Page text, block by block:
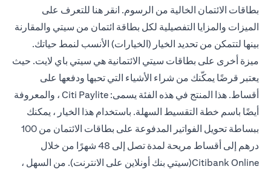
بطاقات الائتمان الخالية من الرسوم. انقر هنا للتعرف على
الميزات والمزايا التفصيلية لكل بطاقة ائتمان من سيتي والمقارنة
بينها لتتمكن من تحديد الخيار (الخيارات) الأنسب لنمط حياتك.
ميزة أخرى على بطاقات سيتي الائتمانية هي سيتي باي لايت. حيث
يعتبر قرضًا يمكّنك من شراء الأشياء التي تحبها ودفعها على
أقساط. هذا المنتج في هذه الفئة يسمى: Citi Paylite ، والمعروفة
أيضًا باسم خطة التقسيط السهلة. باستخدام هذا الخيار ، يمكنك
ببساطة تحويل الفواتير المدفوعة على بطاقات الائتمان من 100
درهم إلى أقساط مريحة لمدة تصل إلى 48 شهرًا من خلال
Citibank Online(سيتي بنك أونلاين على الانترنت). من السهل ،